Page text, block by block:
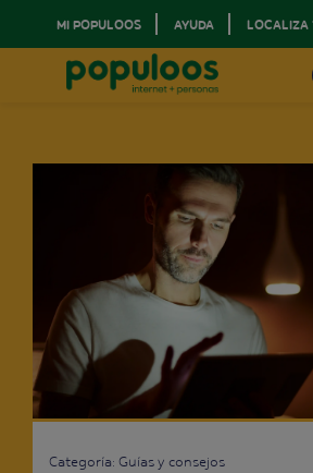
MI POPULOOS AYUDA LOCALIZA
Categoría: Guías y consejos